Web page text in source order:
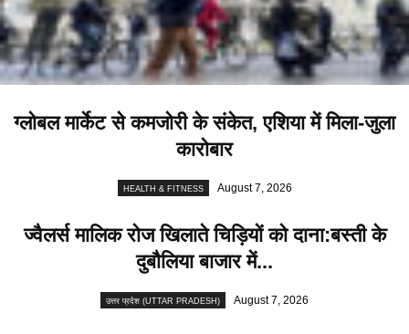
ग्लोबल मार्केट से कमजोरी के संकेत, एशिया में मिला-जुला
कारोबार
HEALTH & FITNESS August 7, 2026
ज्वैलर्स मालिक रोज खिलाते चिड़ियों को दाना:बस्ती के
दुबौलिया बाजार में...
उत्तर प्रदेश (UTTAR PRADESH) August 7, 2026